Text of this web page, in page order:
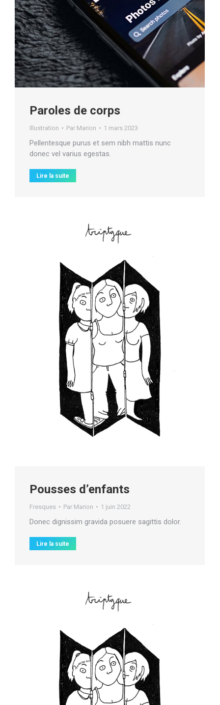
Paroles de corps
Illustration Par Marion 1 mars 2023
Pellentesque purus et sem nibh mattis nunc
donec vel varius egestas.
Lire la suite
Pousses d’enfants
Fresques Par Marion 1 juin 2022
Donec dignissim gravida posuere sagittis dolor.
Lire la suite